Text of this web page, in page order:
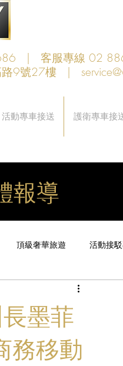
| 客服專線 02
路9號27樓 |
活動專車接送 護衛專車接
報導
頂級奢華旅遊 活動接
墨菲
務移動